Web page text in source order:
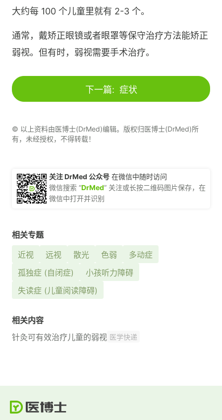
大约每 100 个儿童里就有 2-3 个。
通常，戴矫正眼镜或者眼罩等保守治疗方法能矫正
弱视。但有时，弱视需要手术治疗。
下一篇: 症状
© 以上资料由医博士(DrMed)编辑。版权归医博士(DrMed)所
有，未经授权，不得转载！
关注 DrMed 公众号 在微信中随时访问
微信搜索 “DrMed” 关注或长按二维码图片保存，在
微信中打开并识别
相关专题
近视
远视 散光 色弱
多动症
孤独症 (自闭症)
小孩听力障碍
失读症 (儿童阅读障碍)
相关内容
针灸可有效治疗儿童的弱视 医学快递